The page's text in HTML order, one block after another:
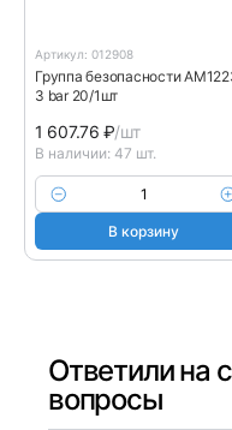
Артикул: 012908
Группа безопасности
3 bar 20/1шт
1 607.76₽/шт
В наличии: 47 шт.
В корзину
Ответили на
вопросы